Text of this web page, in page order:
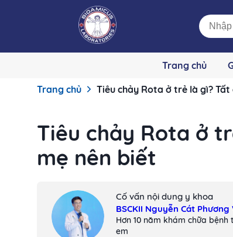
Trang chủ
Trang chủ Tiêu chảy Rota ở trẻ là gì?
Tiêu chảy Rota ở
mẹ nên biết
Cố vấn nội dung y khoa
BSCKII Nguyễn Cát Phương
Hơn 10 năm khám chữa bệnh
em